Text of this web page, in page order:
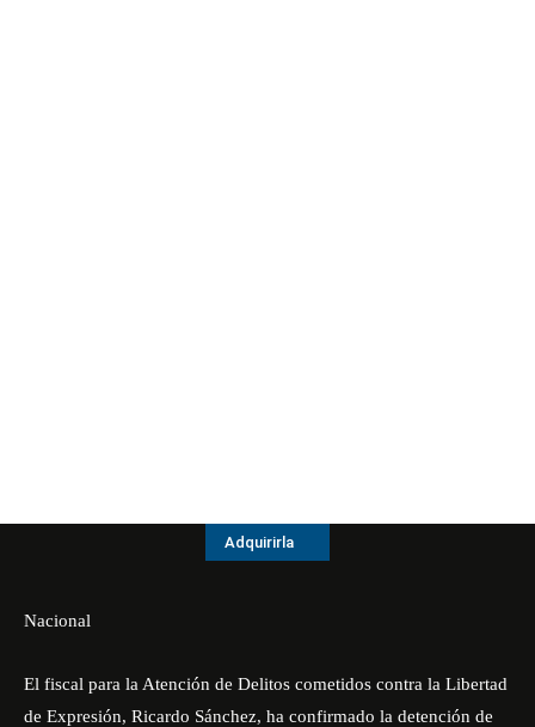
Adquirirla
Nacional
El fiscal para la Atención de Delitos cometidos contra la Libertad
de Expresión, Ricardo Sánchez, ha confirmado la detención de